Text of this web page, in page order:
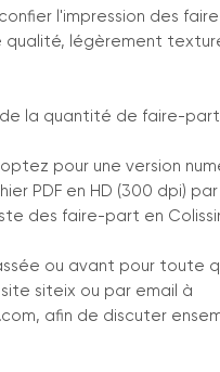
l'impression des
qualité, légèrement
la quantité de faire-
optez pour une version
PDF en HD (300 dpi)
des faire-part en
ou avant pour toute
siteix ou par email à
afin de discuter